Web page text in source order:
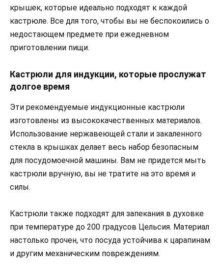
крышек, которые идеально подходят к каждой
кастрюле. Все для того, чтобы вы не беспокоились о
недостающем предмете при ежедневном
приготовлении пищи.
Кастрюли для индукции, которые прослужат
долгое время
Эти рекомендуемые индукционные кастрюли
изготовлены из высококачественных материалов.
Использование нержавеющей стали и закаленного
стекла в крышках делает весь набор безопасным
для посудомоечной машины. Вам не придется мыть
кастрюли вручную, вы не тратите на это время и
силы.
Кастрюли также подходят для запекания в духовке
при температуре до 200 градусов Цельсия. Материал
настолько прочен, что посуда устойчива к царапинам
и другим механическим повреждениям.